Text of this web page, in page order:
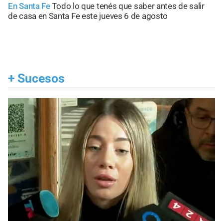
En Santa FeTodo lo que tenés que saber antes de salir
de casa en Santa Fe este jueves 6 de agosto
+ Sucesos